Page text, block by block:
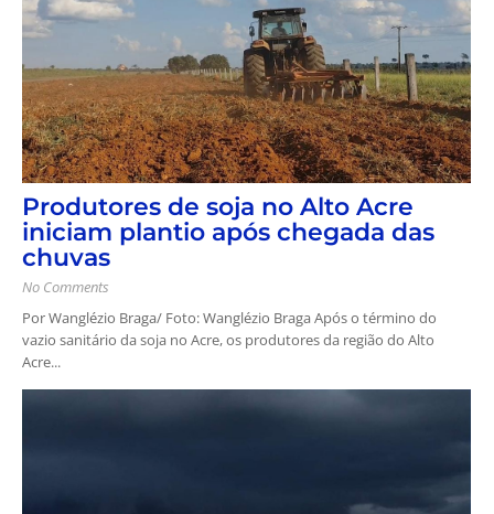
Produtores de soja no Alto Acre
iniciam plantio após chegada das
chuvas
No Comments
Por Wanglézio Braga/ Foto: Wanglézio Braga Após o término do
vazio sanitário da soja no Acre, os produtores da região do Alto
Acre...